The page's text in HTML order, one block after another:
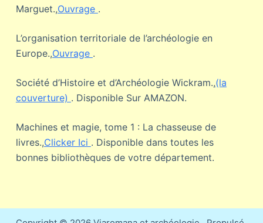
Marguet.,Ouvrage .
L’organisation territoriale de l’archéologie en
Europe.,Ouvrage .
Société d’Histoire et d’Archéologie Wickram.,(la
couverture) . Disponible Sur AMAZON.
Machines et magie, tome 1 : La chasseuse de
livres.,Clicker Ici . Disponible dans toutes les
bonnes bibliothèques de votre département.